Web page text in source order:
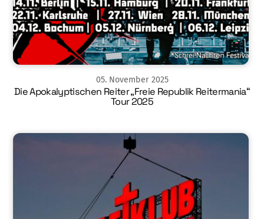
05. November 2025
Die Apokalyptischen Reiter „Freie Republik Reitermania“
Tour 2025